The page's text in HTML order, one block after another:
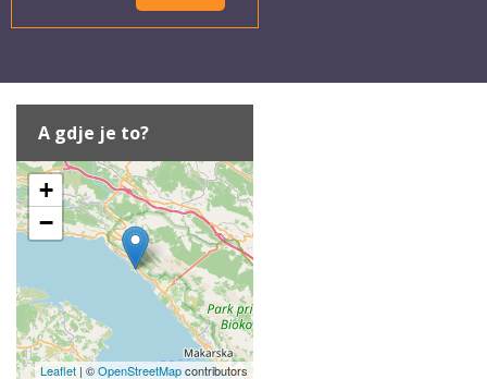
A gdje je to?
+
−
Leaflet | ©OpenStreetMapcontributors